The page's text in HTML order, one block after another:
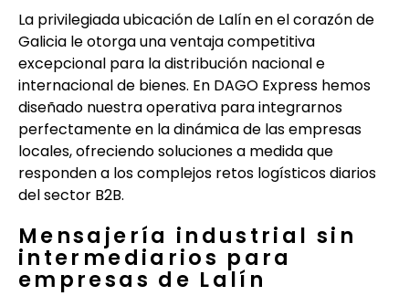
La privilegiada ubicación de Lalín en el corazón de
Galicia le otorga una ventaja competitiva
excepcional para la distribución nacional e
internacional de bienes. En DAGO Express hemos
diseñado nuestra operativa para integrarnos
perfectamente en la dinámica de las empresas
locales, ofreciendo soluciones a medida que
responden a los complejos retos logísticos diarios
del sector B2B.
Mensajería industrial sin
intermediarios para
empresas de Lalín